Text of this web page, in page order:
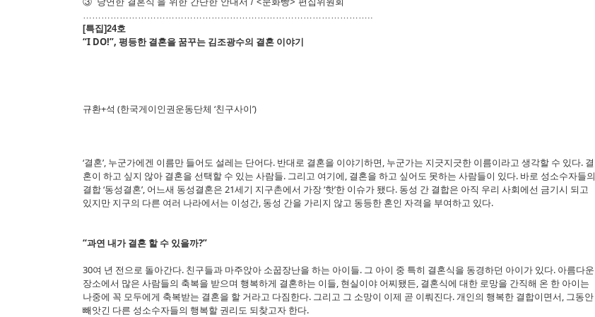
[특집]24호
“I DO!”, 평등한 결혼을 꿈꾸는 김조광수의 결혼 이야기
규환+석 (한국게이인권운동단체 ‘친구사이’)
‘결혼’, 누군가에겐 이름만 들어도 설레는 단어다. 반대로 결혼을 이야기하면, 누군가는 지긋지긋한 이름이라고 생각할 수 있다. 결
혼이 하고 싶지 않아 결혼을 선택할 수 있는 사람들. 그리고 여기에, 결혼을 하고 싶어도 못하는 사람들이 있다. 바로 성소수자들의
결합 ‘동성결혼’, 어느새 동성결혼은 21세기 지구촌에서 가장 ‘핫’한 이슈가 됐다. 동성 간 결합은 아직 우리 사회에선 금기시 되고
있지만 지구의 다른 여러 나라에서는 이성간, 동성 간을 가리지 않고 동등한 혼인 자격을 부여하고 있다.
“과연 내가 결혼 할 수 있을까?”
30여 년 전으로 돌아간다. 친구들과 마주앉아 소꿉장난을 하는 아이들. 그 아이 중 특히 결혼식을 동경하던 아이가 있다. 아름다운
장소에서 많은 사람들의 축복을 받으며 행복하게 결혼하는 이들, 현실이야 어찌됐든, 결혼식에 대한 로망을 간직해 온 한 아이는
나중에 꼭 모두에게 축복받는 결혼을 할 거라고 다짐한다. 그리고 그 소망이 이제 곧 이뤄진다. 개인의 행복한 결합이면서, 그동안
빼앗긴 다른 성소수자들의 행복할 권리도 되찾고자 한다.